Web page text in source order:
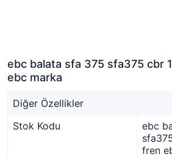
ebc balata sfa 375 sfa375 cbr
ebc marka
Diğer Özellikler
Stok Kodu
ebc
fren